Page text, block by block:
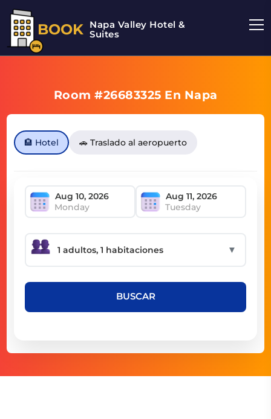
BOOK Napa Valley Hotel &
Suites
Room #26683325 En Napa
🏨 Hotel 🚗 Traslado al aeropuerto
Monday Tuesday
▼
BUSCAR